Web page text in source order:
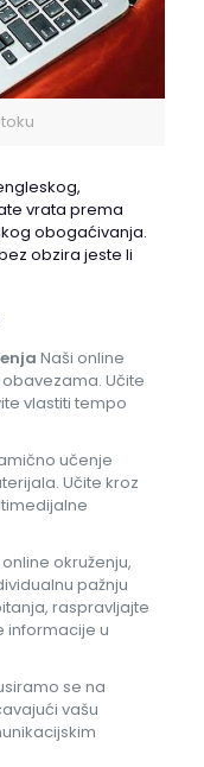
vrata prema
obogaćivanja.
obzira jeste li
Naši online
Učite
vlastiti tempo
učenje
Učite kroz
okruženju,
pažnju
raspravljajte
informacije u
se na
vašu